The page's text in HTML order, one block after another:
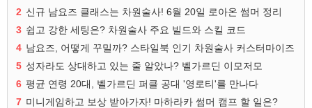
2 신규 남요즈 클래스는 차원술사! 6월 20일 로아온 썸머 정리
3 쉽고 강한 세팅은? 차원술사 주요 빌드와 스킬 코드
4 남요즈, 어떻게 꾸밀까? 스타일북 인기 차원술사 커스터마이즈
5 성자라도 상대하고 있는 줄 알았나? 벨가르딘 이모저모
6 평균 연령 20대, 벨가르딘 퍼클 공대 '영로티'를 만나다
7 미니게임하고 보상 받아가자! 마하라카 썸머 캠프 할 일은?